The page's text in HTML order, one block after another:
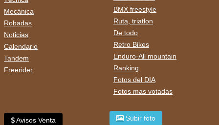
Mecánica
Robadas
Noticias
Calendario
Tandem
Freerider
BMX freestyle
Ruta, triatlon
De todo
Retro Bikes
Enduro-All mountain
Ranking
Fotos del DIA
Fotos mas votadas
Avisos Venta
Subir foto